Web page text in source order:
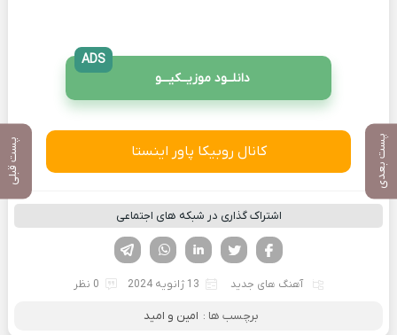
پست بعدی پست قبلی
دانلــود موزیــکیـــو
ADS
کانال روبیکا پاور اینستا
اشتراک گذاری در شبکه های اجتماعی
لینکدین تویتر
فیسوک
آهنگ های جدید 13 ژانویه 2024 0 نظر
برچسب ها : امین و امید